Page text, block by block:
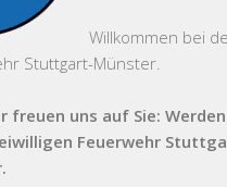
Willkommen bei
Stuttgart-Münster.
freuen uns auf Sie: Werden
Feuerwehr